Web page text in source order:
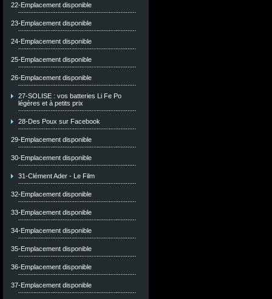
22-Emplacement disponible
23-Emplacement disponible
24-Emplacement disponible
25-Emplacement disponible
26-Emplacement disponible
27-SOLISE : vos batteries Li Fe Po
légères et à petits prix
28-Des Poux sur Facebook
29-Emplacement disponible
30-Emplacement disponible
31-Clément Ader - Le Film
32-Emplacement disponible
33-Emplacement disponible
34-Emplacement disponible
35-Emplacement disponible
36-Emplacement disponible
37-Emplacement disponible